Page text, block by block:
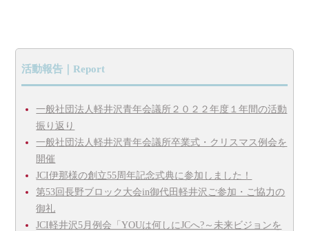
活動報告｜Report
一般社団法人軽井沢青年会議所２０２２年度１年間の活動
振り返り
一般社団法人軽井沢青年会議所卒業式・クリスマス例会を
開催
JCI伊那様の創立55周年記念式典に参加しました！
第53回長野ブロック大会in御代田軽井沢ご参加・ご協力の
御礼
JCI軽井沢5月例会「YOUは何しにJCへ?～未来ビジョンを